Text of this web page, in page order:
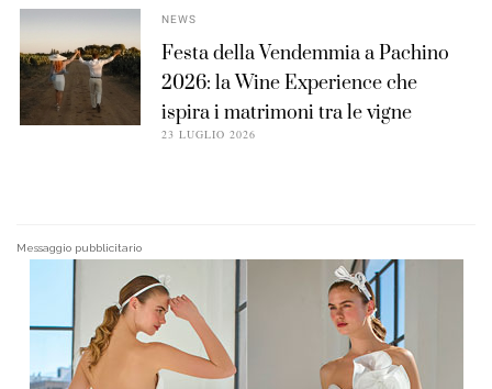
NEWS
Festa della Vendemmia a Pachino
2026: la Wine Experience che
ispira i matrimoni tra le vigne
23 LUGLIO 2026
Messaggio pubblicitario